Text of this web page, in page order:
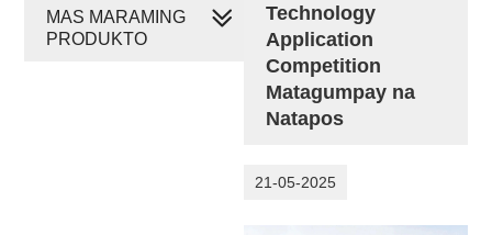
Technology
Application
Competition
Matagumpay na
Natapos
21-05-2025
MAS MARAMING
PRODUKTO